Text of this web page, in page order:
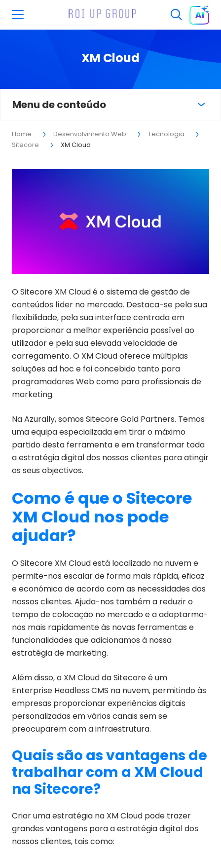
XM Cloud
Home Desenvolvimento Web
Tecnologia
Sitecore
XM Cloud
Menu de conteúdo
O Sitecore XM Cloud é o sistema de gestão de
conteúdos líder no mercado. Destaca-se pela sua
flexibilidade, pela sua interface centrada em
proporcionar a melhor experiência possível ao
utilizador e pela sua elevada velocidade de
carregamento. O XM Cloud oferece múltiplas
soluções ad hoc e foi concebido tanto para
programadores Web como para profissionais de
marketing.
Na Azurally, somos Sitecore Gold Partners. Temos
uma equipa especializada em tirar o máximo
partido desta ferramenta e em transformar toda
a estratégia digital dos nossos clientes para atingir
os seus objectivos.
Como é que o Sitecore
XM Cloud nos pode
ajudar?
O Sitecore XM Cloud está localizado na nuvem e
permite-nos escalar de forma mais rápida, eficaz
e económica de acordo com as necessidades dos
nossos clientes. Ajuda-nos também a reduzir o
tempo de colocação no mercado e a adaptarmo-
nos mais rapidamente às novas ferramentas e
funcionalidades que adicionamos à nossa
estratégia de marketing.
Além disso, o XM Cloud da Sitecore é um
Enterprise Headless CMS na nuvem, permitindo às
empresas proporcionar experiências digitais
personalizadas em vários canais sem se
preocuparem com a infraestrutura.
Quais são as vantagens de
trabalhar com a XM Cloud
na Sitecore?
Criar uma estratégia na XM Cloud pode trazer
grandes vantagens para a estratégia digital dos
nossos clientes, tais como: